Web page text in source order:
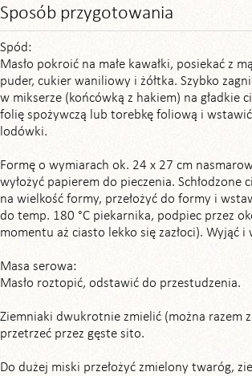
Sposób przygotowania
Spód:
Masło pokroić na małe kawałki, posiekać z
puder, cukier waniliowy i żółtka. Szybko
w mikserze (końcówką z hakiem) na gładkie
folię spożywczą lub torebkę foliową i
lodówki.
Formę o wymiarach ok. 24 x 27 cm
wyłożyć papierem do pieczenia. Schłodzone
na wielkość formy, przełożyć do formy i
do temp. 180 °C piekarnika, podpiec przez
momentu aż ciasto lekko się zazłoci). Wyjąć i
Masa serowa:
Masło roztopić, odstawić do przestudzenia.
Ziemniaki dwukrotnie zmielić (można razem
przetrzeć przez gęste sito.
Do dużej miski przełożyć zmielony twaróg,